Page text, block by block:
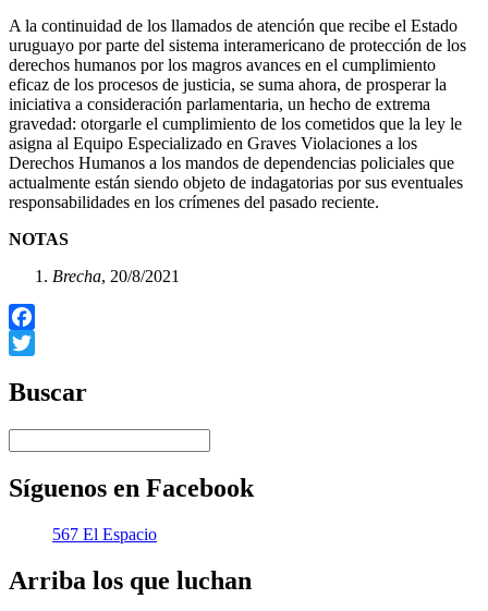
A la continuidad de los llamados de atención que recibe el Estado
uruguayo por parte del sistema interamericano de protección de los
derechos humanos por los magros avances en el cumplimiento
eficaz de los procesos de justicia, se suma ahora, de prosperar la
iniciativa a consideración parlamentaria, un hecho de extrema
gravedad: otorgarle el cumplimiento de los cometidos que la ley le
asigna al Equipo Especializado en Graves Violaciones a los
Derechos Humanos a los mandos de dependencias policiales que
actualmente están siendo objeto de indagatorias por sus eventuales
responsabilidades en los crímenes del pasado reciente.
NOTAS
Brecha, 20/8/2021
Facebook
Buscar
Síguenos en Facebook
567 El Espacio
Arriba los que luchan